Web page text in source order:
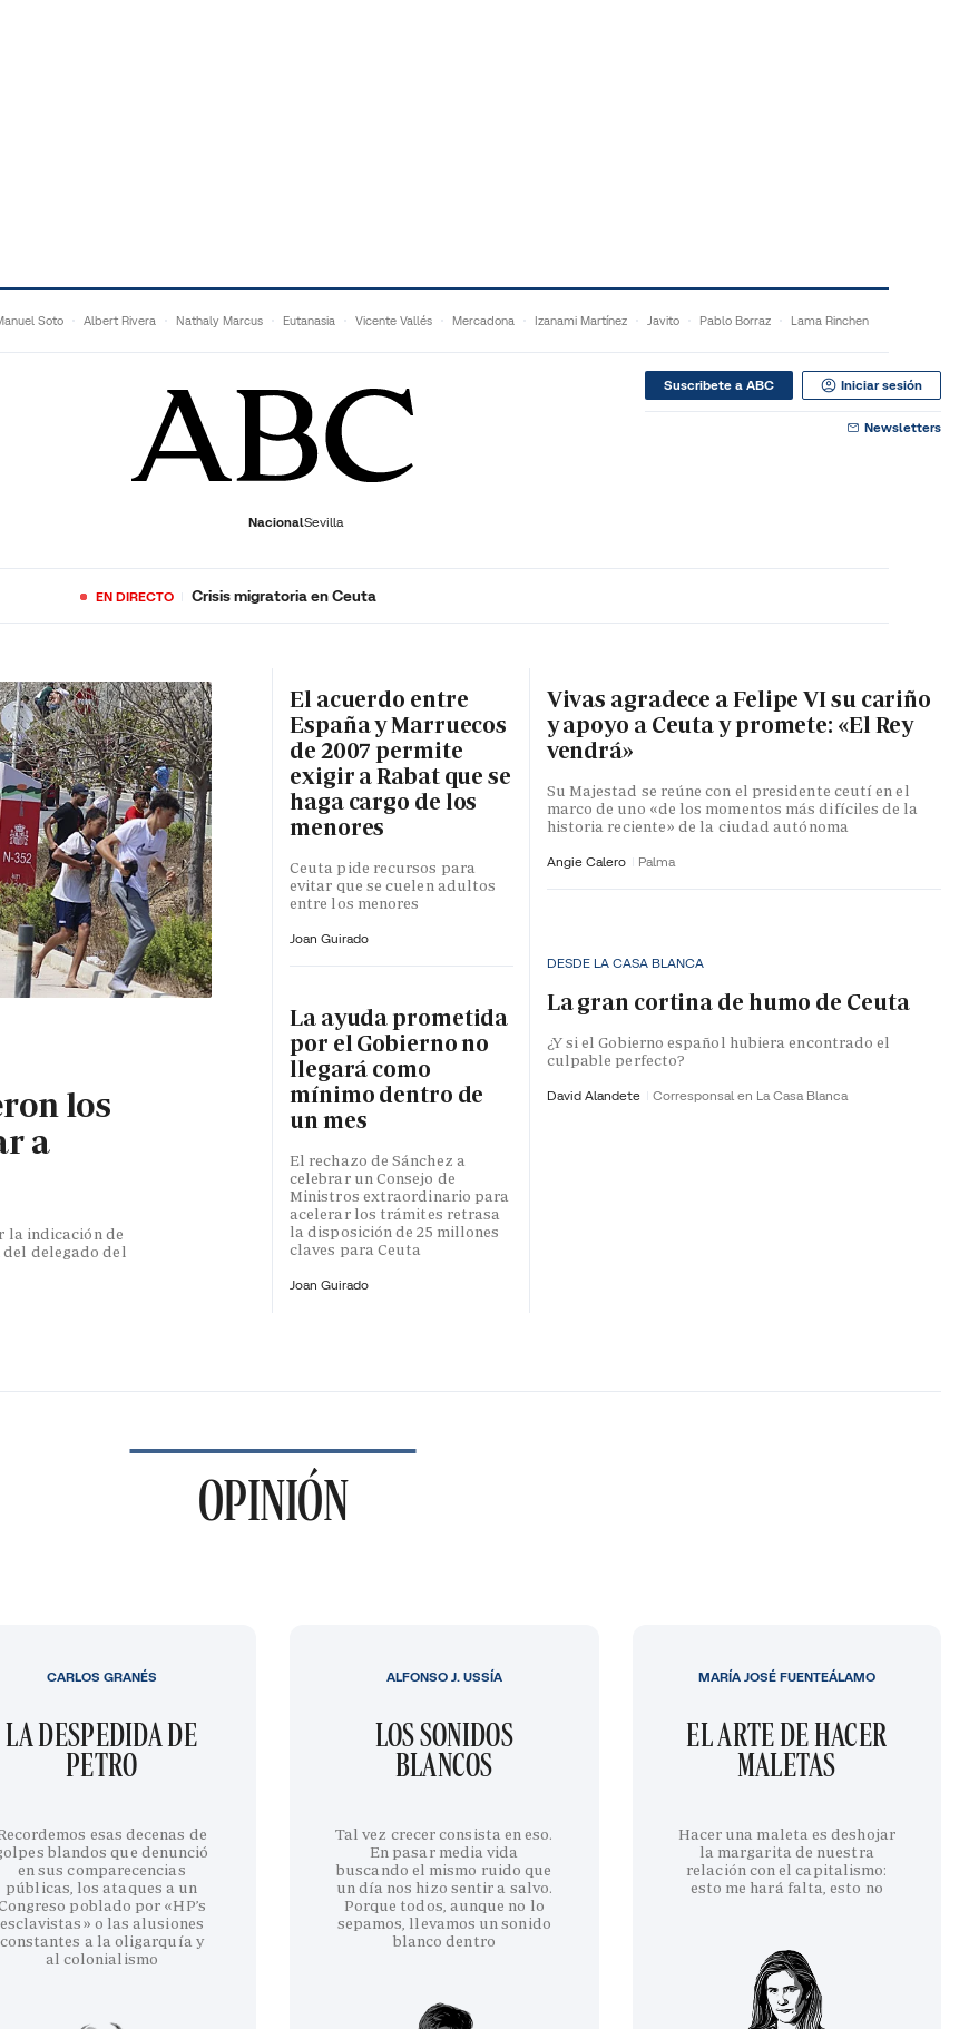
Soto Albert Rivera Nathaly Marcus Eutanasia Vicente Vallés Mercadona Izanami Martínez Javito Pablo Borraz Lama Rinchen
NacionalSevilla
Suscribete a ABC Iniciar sesión
Newsletters
ECONOMÍADEPORTES SOCIEDADCULTURAGENTEPLAY
EN DIRECTO Crisis migratoria en Ceuta
los
a
la indicación de
delegado del
El acuerdo entre
España y Marruecos
de 2007 permite
exigir a Rabat que se
haga cargo de los
menores
Ceuta pide recursos para
evitar que se cuelen adultos
entre los menores
Joan Guirado
La ayuda prometida
por el Gobierno no
llegará como
mínimo dentro de
un mes
El rechazo de Sánchez a
celebrar un Consejo de
Ministros extraordinario para
acelerar los trámites retrasa
la disposición de 25 millones
claves para Ceuta
Joan Guirado
Vivas agradece a Felipe VI su cariño
y apoyo a Ceuta y promete: «El Rey
vendrá»
Su Majestad se reúne con el presidente ceutí en el
marco de uno «de los momentos más difíciles de la
historia reciente» de la ciudad autónoma
Angie Calero Palma
DESDE LA CASA BLANCA
La gran cortina de humo de Ceuta
¿Y si el Gobierno español hubiera encontrado el
culpable perfecto?
David Alandete Corresponsal en La Casa Blanca
OPINIÓN
LA DESPEDIDA DE
PETRO
esas decenas de
blandos que denunció
en sus comparecencias
públicas, los ataques a un
poblado por «HP’s
esclavistas» o las alusiones
constantes a la oligarquía y
al colonialismo
CARLOS GRANÉS
LOS SONIDOS
BLANCOS
Tal vez crecer consista en eso.
En pasar media vida
buscando el mismo ruido que
un día nos hizo sentir a salvo.
Porque todos, aunque no lo
sepamos, llevamos un sonido
blanco dentro
ALFONSO J. USSÍA
EL ARTE DE HACER
MALETAS
Hacer una maleta es deshojar
la margarita de nuestra
relación con el capitalismo:
esto me hará falta, esto no
MARÍA JOSÉ FUENTEÁLAMO